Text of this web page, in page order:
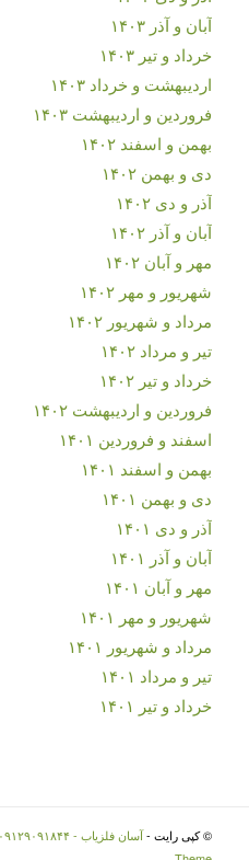
آبان و آذر ۱۴۰۳
خرداد و تیر ۱۴۰۳
اردیبهشت و خرداد ۱۴۰۳
فروردین و اردیبهشت ۱۴۰۳
بهمن و اسفند ۱۴۰۲
دی و بهمن ۱۴۰۲
آذر و دی ۱۴۰۲
آبان و آذر ۱۴۰۲
مهر و آبان ۱۴۰۲
شهریور و مهر ۱۴۰۲
مرداد و شهریور ۱۴۰۲
تیر و مرداد ۱۴۰۲
خرداد و تیر ۱۴۰۲
فروردین و اردیبهشت ۱۴۰۲
اسفند و فروردین ۱۴۰۱
بهمن و اسفند ۱۴۰۱
دی و بهمن ۱۴۰۱
آذر و دی ۱۴۰۱
آبان و آذر ۱۴۰۱
مهر و آبان ۱۴۰۱
شهریور و مهر ۱۴۰۱
مرداد و شهریور ۱۴۰۱
تیر و مرداد ۱۴۰۱
خرداد و تیر ۱۴۰۱
© کپی رایت -آسان فلزیاب - ۰۹۱۲۹۰۹۱۸۴۴